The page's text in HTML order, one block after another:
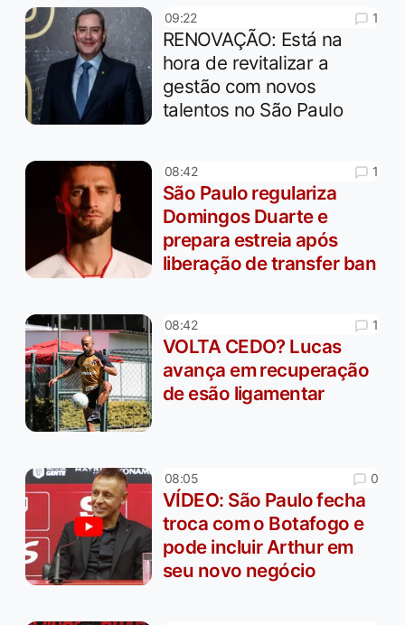
09:22 1
RENOVAÇÃO: Está na
hora de revitalizar a
gestão com novos
talentos no São Paulo
08:42 1
São Paulo regulariza
Domingos Duarte e
prepara estreia após
liberação de transfer ban
08:42 1
VOLTA CEDO? Lucas
avança em recuperação
de esão ligamentar
08:05 0
VÍDEO: São Paulo fecha
troca com o Botafogo e
pode incluir Arthur em
seu novo negócio